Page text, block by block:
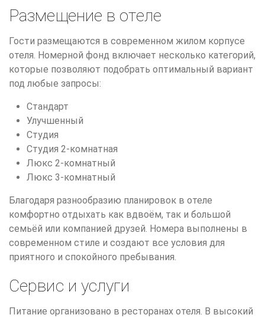
Размещение в отеле
Гости размещаются в современном жилом корпусе
отеля. Номерной фонд включает несколько категорий,
которые позволяют подобрать оптимальный вариант
под любые запросы:
Стандарт
Улучшенный
Студия
Студия 2-комнатная
Люкс 2-комнатный
Люкс 3-комнатный
Благодаря разнообразию планировок в отеле
комфортно отдыхать как вдвоём, так и большой
семьёй или компанией друзей. Номера выполнены в
современном стиле и создают все условия для
приятного и спокойного пребывания.
Сервис и услуги
Питание организовано в ресторанах отеля. В высокий